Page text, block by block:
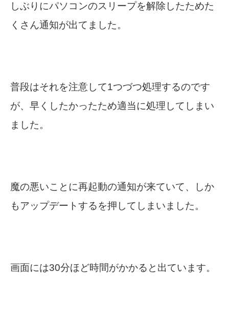
しぶりにパソコンのスリープを解除したためた
くさん通知が出てました。
普段はそれを注意して1つづつ処理するのです
が、早くしたかったため適当に処理してしまい
ました。
魔の悪いことに再起動の通知が来ていて、しか
もアップデートするを押してしまいました。
画面には30分ほど時間がかかると出ています。